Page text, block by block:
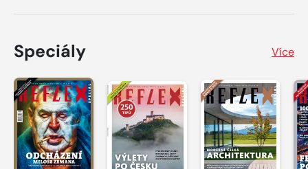
Speciály Více